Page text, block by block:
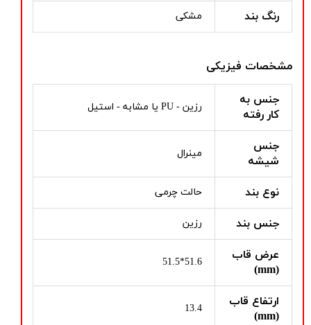
رنگ بند مشکی
مشخصات فیزیکی
جنس به
کار رفته
رزین - PU یا مشابه - استیل
جنس
شیشه
مینرال
نوع بند حالت چرمی
جنس بند رزین
عرض قاب
(mm)
51.6*51.5
ارتفاع قاب
(mm)
13.4